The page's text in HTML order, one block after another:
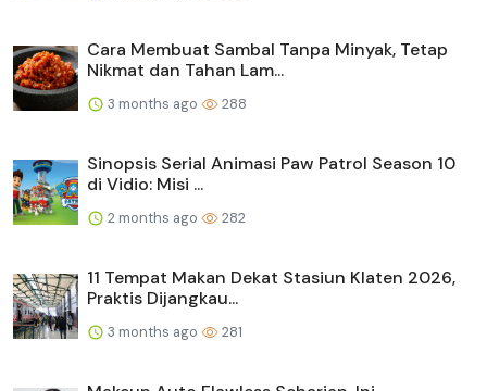
Cara Membuat Sambal Tanpa Minyak, Tetap
Nikmat dan Tahan Lam...
3 months ago 288
Sinopsis Serial Animasi Paw Patrol Season 10
di Vidio: Misi ...
2 months ago 282
11 Tempat Makan Dekat Stasiun Klaten 2026,
Praktis Dijangkau...
3 months ago 281